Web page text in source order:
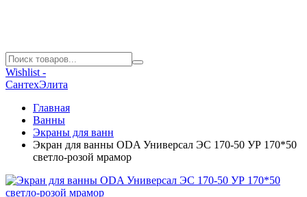
Wishlist -
СантехЭлита
Главная
Ванны
Экраны для ванн
Экран для ванны ODA Универсал ЭС 170-50 УР 170*50
светло-розой мрамор